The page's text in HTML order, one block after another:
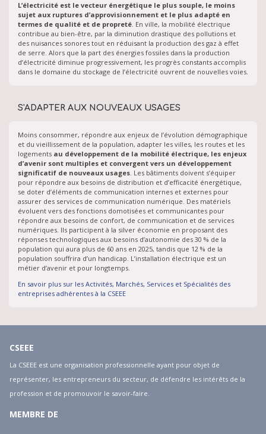
L’électricité est le vecteur énergétique le plus souple, le moins
sujet aux ruptures d’approvisionnement et le plus adapté en
termes de qualité et de propreté. En ville, la mobilité électrique
contribue au bien-être, par la diminution drastique des pollutions et
des nuisances sonores tout en réduisant la production des gaz à effet
de serre. Alors que la part des énergies fossiles dans la production
d’électricité diminue progressivement, les progrès constants accomplis
dans le domaine du stockage de l’électricité ouvrent de nouvelles voies.
S'ADAPTER AUX NOUVEAUX USAGES
Moins consommer, répondre aux enjeux de l’évolution démographique
et du vieillissement de la population, adapter les villes, les routes et les
logements au développement de la mobilité électrique, les enjeux
d’avenir sont multiples et convergent vers un développement
significatif de nouveaux usages. Les bâtiments doivent s’équiper
pour répondre aux besoins de distribution et d’efficacité énergétique,
se doter d’éléments de communication internes et externes pour
assurer des services de communication numérique. Des matériels
évoluent vers des fonctions domotisées et communicantes pour
répondre aux besoins de confort, de communication et de services
numériques. Ils participent à la silver économie en proposant des
réponses technologiques aux besoins d’autonomie des 30 % de la
population qui aura plus de 60 ans en 2025, tandis que 12 % de la
population souffrira d’un handicap. L’installation électrique est un
métier d’avenir et pour longtemps.
En savoir plus sur les Activités, Marchés, Services et Spécialités des
entreprises adhérentes à la CSEEE
CSEEE
La CSEEE est une organisation professionnelle ayant pour objet de
représenter, les entrepreneurs du secteur, de défendre les intérêts de la
profession et de promouvoir le savoir-faire.
MEMBRE DE